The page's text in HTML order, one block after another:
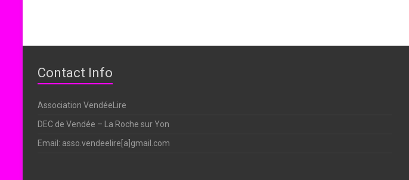
Contact Info
Association VendéeLire
DEC de Vendée – La Roche sur Yon
Email: asso.vendeelire[a]gmail.com